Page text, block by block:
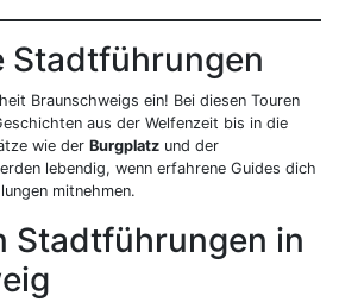
Stadtführungen
Braunschweigs ein! Bei diesen Touren
aus der Welfenzeit bis in die
wie der Burgplatz und der
lebendig, wenn erfahrene Guides dich
mitnehmen.
Stadtführungen in